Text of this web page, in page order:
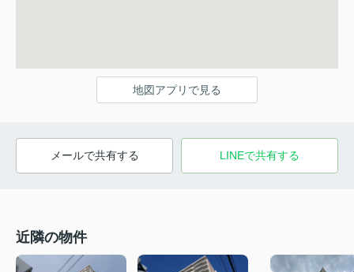
地図アプリで見る
メールで共有する LINEで共有する
近隣の物件